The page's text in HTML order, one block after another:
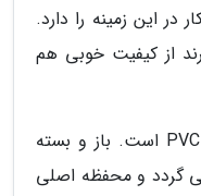
سال سابقه کار در این زمینه را دارد.
از کیفیت خوبی هم
کیف رودوشی زنانه کالینز از جنس PVC است. باز و بسته
گردد و محفظه اصلی